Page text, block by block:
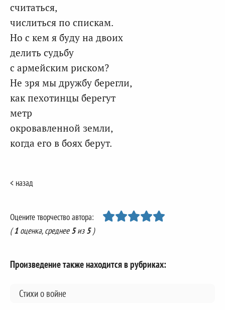
считаться,
числиться по спискам.
Но с кем я буду на двоих
делить судьбу
с армейским риском?
Не зря мы дружбу берегли,
как пехотинцы берегут
метр
окровавленной земли,
когда его в боях берут.
< назад
Оцените творчество автора:
(1оценка, среднее5из5)
Произведение также находится в рубриках:
Стихи о войне